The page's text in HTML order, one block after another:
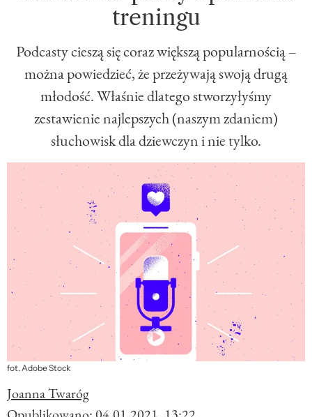
treningu
Podcasty cieszą się coraz większą popularnością –
można powiedzieć, że przeżywają swoją drugą
młodość. Właśnie dlatego stworzyłyśmy
zestawienie najlepszych (naszym zdaniem)
słuchowisk dla dziewczyn i nie tylko.
fot. Adobe Stock
Joanna Twaróg